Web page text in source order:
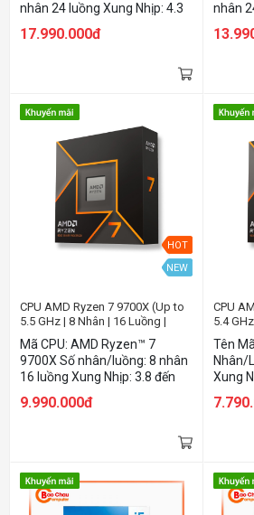
nhân 24 luồng Xung Nhịp: 4.3
Nhân Đồ Họa: AMD Radeon™
17.990.000đ
nhân
Nhân
HOT
NEW
CPU AMD Ryzen 7 9700X (Up to
5.5 GHz | 8 Nhân | 16 Luồng |
Mã CPU: AMD Ryzen™ 7
9700X Số nhân/luồng: 8 nhân
16 luồng Xung Nhịp: 3.8 đến
Đồ Họa: AMD Radeon™
9.990.000đ
CPU
5.4
Tên
Nhân/
Xung
AMD